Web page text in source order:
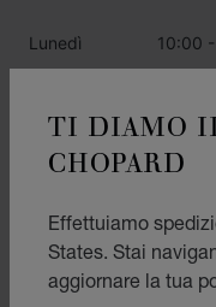
TI DIAMO
CHOPARD
Effettuiamo
States. Stai
aggiornare la tua
Lunedì 10:00
Mercoledì 10:00
Giovedì 10:00 -
Venerdì 10:00
Sabato 10:00